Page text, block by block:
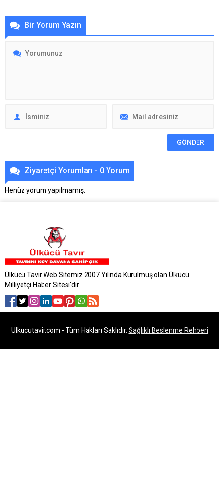
Bir Yorum Yazın
Ziyaretçi Yorumları - 0 Yorum
Henüz yorum yapılmamış.
Ülkücü Tavır Web Sitemiz 2007 Yılında Kurulmuş olan Ülkücü
Milliyetçi Haber Sitesi'dir
Ulkucutavir.com - Tüm Hakları Saklıdır. Sağlıklı Beslenme Rehberi